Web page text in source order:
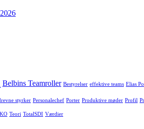
Belbins Teamroller Bestyrelser effektive teams Elias
styrker Personalechef Porter Produktive møder Profil
Teori TotalSDI Værdier